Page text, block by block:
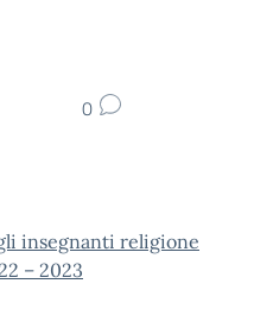
0
insegnanti religione
– 2023